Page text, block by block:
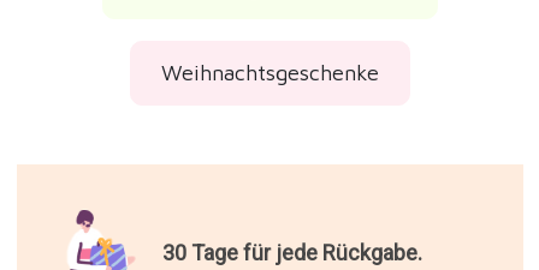
Weihnachtsgeschenke
30 Tage für jede Rückgabe.